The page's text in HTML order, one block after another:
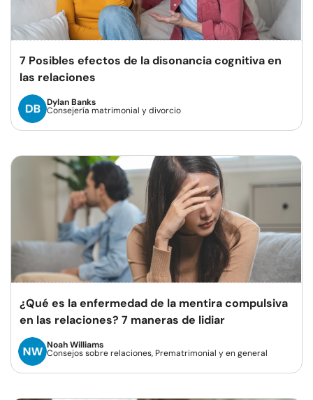
7 Posibles efectos de la disonancia cognitiva en
las relaciones
Dylan Banks
Consejería matrimonial y divorcio
¿Qué es la enfermedad de la mentira compulsiva
en las relaciones? 7 maneras de lidiar
Noah Williams
Consejos sobre relaciones, Prematrimonial y en general